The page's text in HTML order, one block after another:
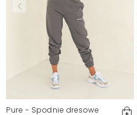
Pure - Spodnie dresowe